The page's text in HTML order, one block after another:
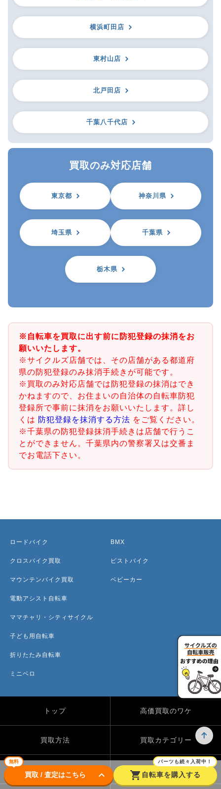
横浜町田店
東村山店
北戸田店
千葉八千代店
買取のみ対応店舗
東京都 神奈川県
埼玉県 千葉県
栃木県
※自転車を買取に出す前に防犯登録の抹消をお
願いいたします。
※サイクルズ店舗では、その店舗がある都道府
県の防犯登録のみ抹消手続きが可能です。
※買取のみ対応店舗では防犯登録の抹消はでき
かねますので、お住まいの自治体の自転車防犯
登録所で事前に抹消をお願いいたします。詳し
くは 防犯登録を抹消する方法 をご覧ください。
※千葉県の防犯登録抹消手続きは店舗で行うこ
とができません。千葉県内の警察署又は交番ま
でお電話下さい。
無料
買取 / 査定はこちら keyboard_arrow_down shopping_cart
パーツも続々入荷中！
自転車を購入する
ロードバイク
クロスバイク買取
マウンテンバイク買取
電動アシスト自転車
ママチャリ・シティサイクル
子ども用自転車
折りたたみ自転車
ミニベロ
BMX
ピストバイク
ベビーカー
トップ 高価買取のワケ
買取方法 買取カテゴリー
買取実績 自転車のコラム